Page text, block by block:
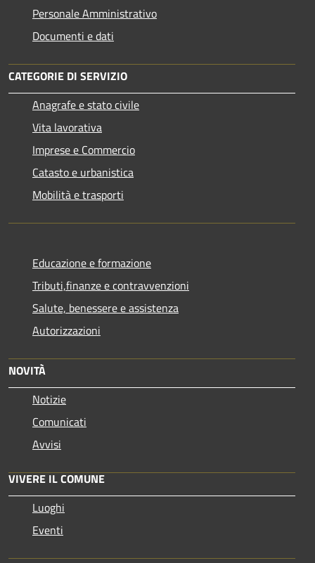
Personale Amministrativo
Documenti e dati
CATEGORIE DI SERVIZIO
Anagrafe e stato civile
Vita lavorativa
Imprese e Commercio
Catasto e urbanistica
Mobilità e trasporti
Educazione e formazione
Tributi,finanze e contravvenzioni
Salute, benessere e assistenza
Autorizzazioni
NOVITÀ
Notizie
Comunicati
Avvisi
VIVERE IL COMUNE
Luoghi
Eventi